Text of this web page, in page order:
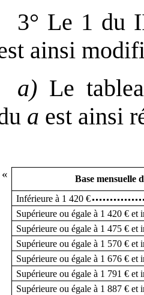
3° Le 1 du
ainsi
a) Le
a est ainsi
«
Base mensuelle
Inférieure à 1 420 €
Supérieure ou égale à 1 420 € et
Supérieure ou égale à 1 475 € et
Supérieure ou égale à 1 570 € et
Supérieure ou égale à 1 676 € et
Supérieure ou égale à 1 791 € et
Supérieure ou égale à 1 887 € et